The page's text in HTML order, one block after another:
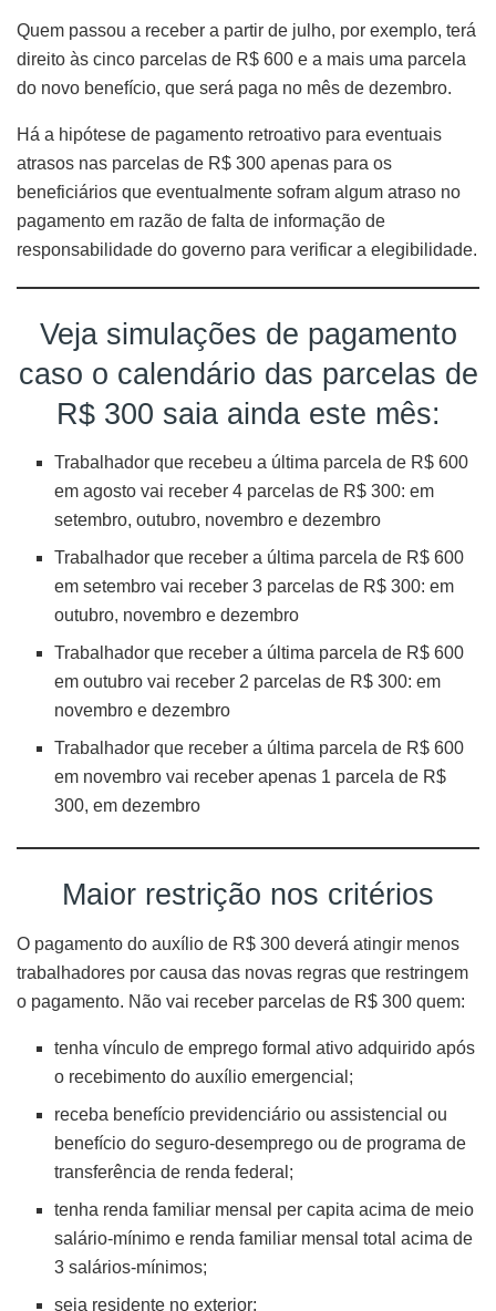
Quem passou a receber a partir de julho, por exemplo, terá
direito às cinco parcelas de R$ 600 e a mais uma parcela
do novo benefício, que será paga no mês de dezembro.
Há a hipótese de pagamento retroativo para eventuais
atrasos nas parcelas de R$ 300 apenas para os
beneficiários que eventualmente sofram algum atraso no
pagamento em razão de falta de informação de
responsabilidade do governo para verificar a elegibilidade.
Veja simulações de pagamento
caso o calendário das parcelas de
R$ 300 saia ainda este mês:
Trabalhador que recebeu a última parcela de R$ 600
em agosto vai receber 4 parcelas de R$ 300: em
setembro, outubro, novembro e dezembro
Trabalhador que receber a última parcela de R$ 600
em setembro vai receber 3 parcelas de R$ 300: em
outubro, novembro e dezembro
Trabalhador que receber a última parcela de R$ 600
em outubro vai receber 2 parcelas de R$ 300: em
novembro e dezembro
Trabalhador que receber a última parcela de R$ 600
em novembro vai receber apenas 1 parcela de R$
300, em dezembro
Maior restrição nos critérios
O pagamento do auxílio de R$ 300 deverá atingir menos
trabalhadores por causa das novas regras que restringem
o pagamento. Não vai receber parcelas de R$ 300 quem:
tenha vínculo de emprego formal ativo adquirido após
o recebimento do auxílio emergencial;
receba benefício previdenciário ou assistencial ou
benefício do seguro-desemprego ou de programa de
transferência de renda federal;
tenha renda familiar mensal per capita acima de meio
salário-mínimo e renda familiar mensal total acima de
3 salários-mínimos;
seja residente no exterior;